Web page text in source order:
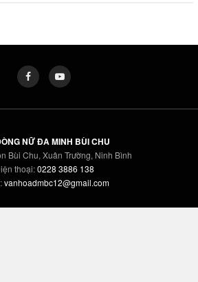
NỮ ĐA MINH BÙI CHU
Bùi Chu, Xuân Trường, Ninh Bình
thoại:0228 3886 138
vanhoadmbc12@gmail.com